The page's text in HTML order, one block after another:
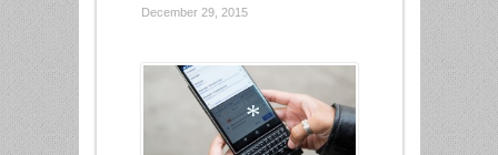
December 29, 2015